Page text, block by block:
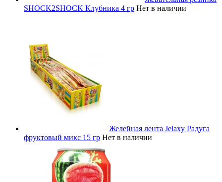
SHOCK2SHOCK Клубника 4 гр Нет в наличии
Желейная лента Jelaxy Радуга
фруктовый микс 15 гр Нет в наличии